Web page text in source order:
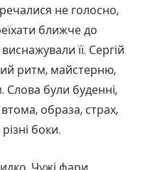
не голосно,
ближче до
її. Сергій
ритм, майстерню,
Слова були буденні,
образа, страх,
боки.